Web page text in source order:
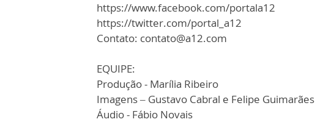
https://www.facebook.com/portala12
https://twitter.com/portal_a12
Contato: contato@a12.com
EQUIPE:
Produção - Marília Ribeiro
Imagens – Gustavo Cabral e Felipe Guimarães
Áudio - Fábio Novais